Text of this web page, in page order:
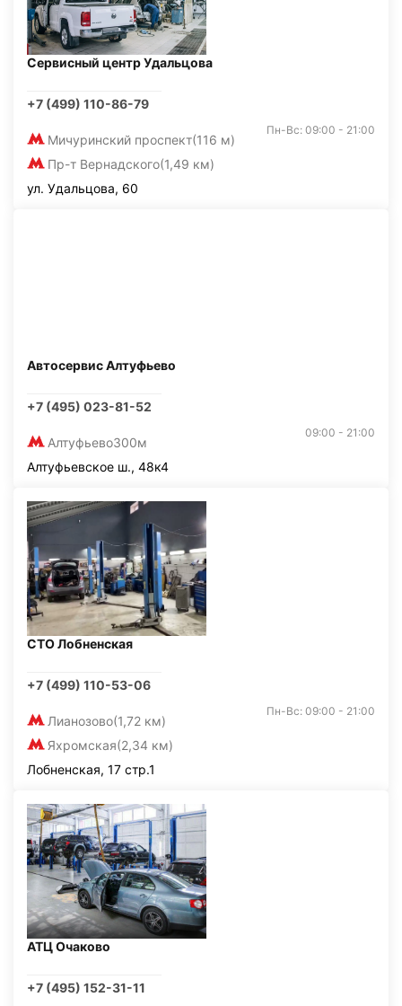
Сервисный центр Удальцова
+7 (499) 110-86-79
Мичуринский проспект(116 м)
Пр-т Вернадского(1,49 км)
Пн-Вс: 09:00 - 21:00
ул. Удальцова, 60
Автосервис Алтуфьево
+7 (495) 023-81-52
Алтуфьево300м
09:00 - 21:00
Алтуфьевское ш., 48к4
СТО Лобненская
+7 (499) 110-53-06
Лианозово(1,72 км)
Яхромская(2,34 км)
Пн-Вс: 09:00 - 21:00
Лобненская, 17 стр.1
АТЦ Очаково
+7 (495) 152-31-11